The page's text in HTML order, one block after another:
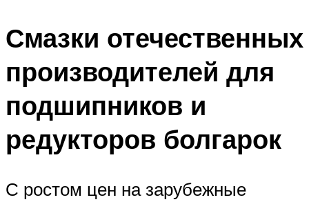
Смазки отечественных
производителей для
подшипников и
редукторов болгарок
С ростом цен на зарубежные